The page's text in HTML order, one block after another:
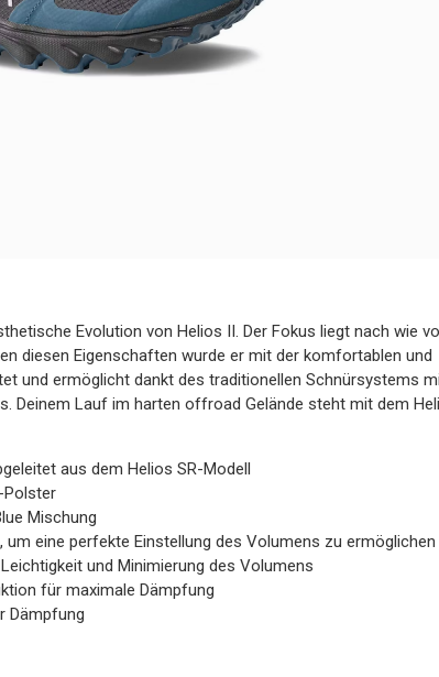
Evolution von Helios II. Der Fokus liegt nach wie
diesen Eigenschaften wurde er mit der komfortablen und
und ermöglicht dankt des traditionellen Schnürsystems
Deinem Lauf im harten offroad Gelände steht mit dem
aus dem Helios SR-Modell
Polster
Mischung
eine perfekte Einstellung des Volumens zu ermöglichen
und Minimierung des Volumens
für maximale Dämpfung
Dämpfung